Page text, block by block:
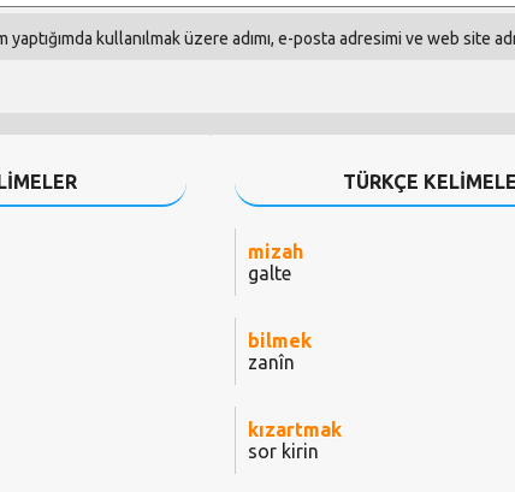
kullanılmak üzere adımı, e-posta adresimi ve web site
TÜRKÇE
mizah
galte
bilmek
zanîn
kızartmak
sor kirin